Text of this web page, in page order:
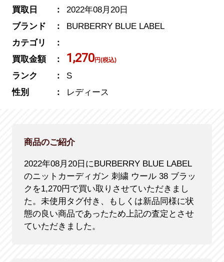
買取日
2022年08月20日
ブランド
BURBERRY BLUE LABEL
カテゴリ
買取金額
1,270円(税込)
ランク
S
性別
レディース
商品のご紹介
2022年08月20日にBURBERRY BLUE LABEL
のニットカーディガン 刺繍 ウール 38 ブラッ
クを1,270円で買い取りさせていただきまし
た。未使用タグ付き、もしくは新品同様に状
態の良い商品であったため上記の査定とさせ
ていただきました。